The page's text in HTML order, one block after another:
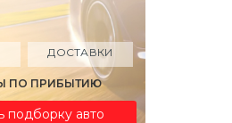
ДОСТАВКИ
ПО ПРИБЫТИЮ
подборку авто